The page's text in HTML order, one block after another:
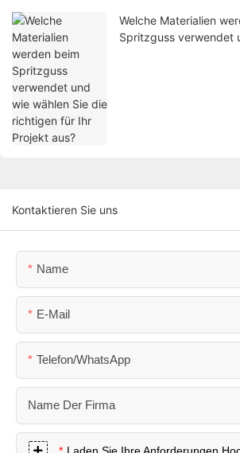
Welche Materialien
Spritzguss verwendet
Kontaktieren Sie uns
Name
E-Mail
Telefon/WhatsApp
Name Der Firma